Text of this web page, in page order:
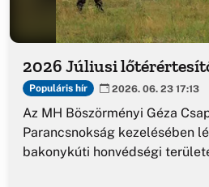
2026 Júliusi
Populáris hír 2026. 06. 23 17:13
Az MH Böszörményi Géza
Parancsnokság kezelésében
bakonykúti honvédségi